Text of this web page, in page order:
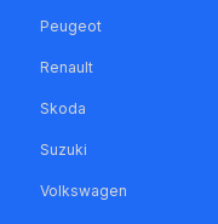
Peugeot
Renault
Skoda
Suzuki
Volkswagen